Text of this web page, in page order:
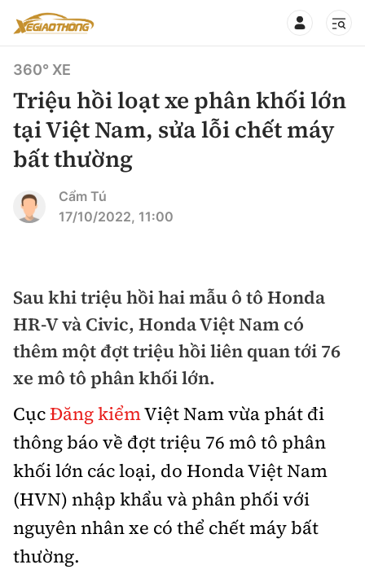
CHUYÊN MỤC QUAY LẠI BÁO XÂY DỰNG
360° xe
Chính sách
Góc nhìn
Tâm điểm
Xe chuyên dụng
Xe máy
Đánh giá xe
Đánh giá xe mới
So sánh
Lái mới
Tư vấn sử dụng
Chọn xe
Lái xe an toàn
Bảo hiểm xe
Sản phẩm bảo hiểm
Bồi thường bảo hiểm
Xe xanh
Video
Review xe
Giới thiệu xe
Ảnh
Ô tô
360° XE
Triệu hồi loạt xe phân khối lớn
tại Việt Nam, sửa lỗi chết máy
bất thường
Cẩm Tú
17/10/2022, 11:00
Sau khi triệu hồi hai mẫu ô tô Honda
HR-V và Civic, Honda Việt Nam có
thêm một đợt triệu hồi liên quan tới 76
xe mô tô phân khối lớn.
CụcĐăng kiểmViệt Nam vừa phát đi
thông báo về đợt triệu 76 mô tô phân
khối lớn các loại, do Honda Việt Nam
(HVN) nhập khẩu và phân phối với
nguyên nhân xe có thể chết máy bất
thường.